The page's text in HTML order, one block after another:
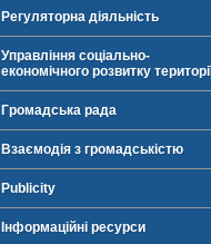
Регуляторна діяльність
Управління соціально-
економічного розвитку
Громадська рада
Взаємодія з громадськістю
Publicity
Інформаційні ресурси